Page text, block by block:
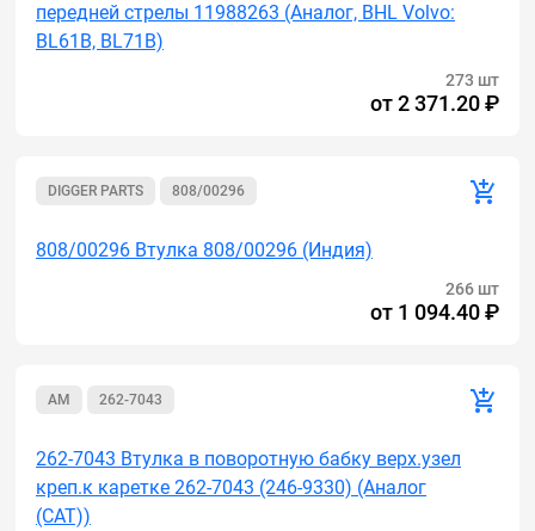
передней стрелы 11988263 (Аналог, BHL Volvo:
BL61B, BL71B)
273 шт
от2 371.20 ₽
DIGGER PARTS 808/00296
808/00296 Втулка 808/00296 (Индия)
266 шт
от 1 094.40 ₽
AM 262-7043
262-7043 Втулка в поворотную бабку верх.узел
креп.к каретке 262-7043 (246-9330) (Аналог
(САТ))